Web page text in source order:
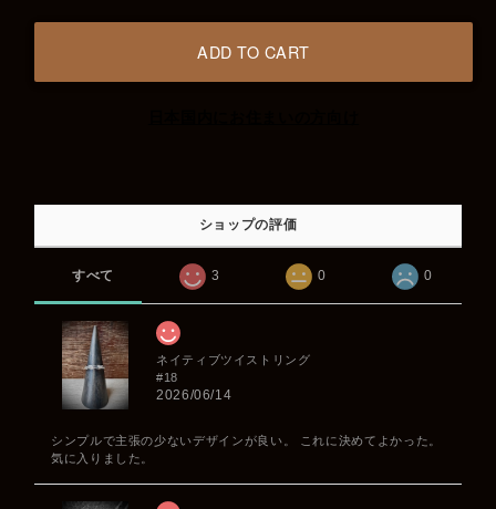
ADD TO CART
ショップの評価
すべて 3 0 0
ネイティブツイストリング
#18
2026/06/14
シンプルで主張の少ないデザインが良い。 これに決めてよかった。
気に入りました。